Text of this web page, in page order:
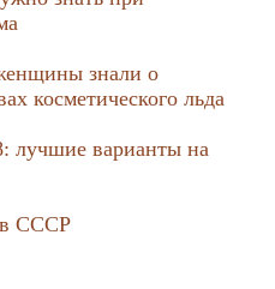
знали о
косметического льда
лучшие варианты на
в СССР